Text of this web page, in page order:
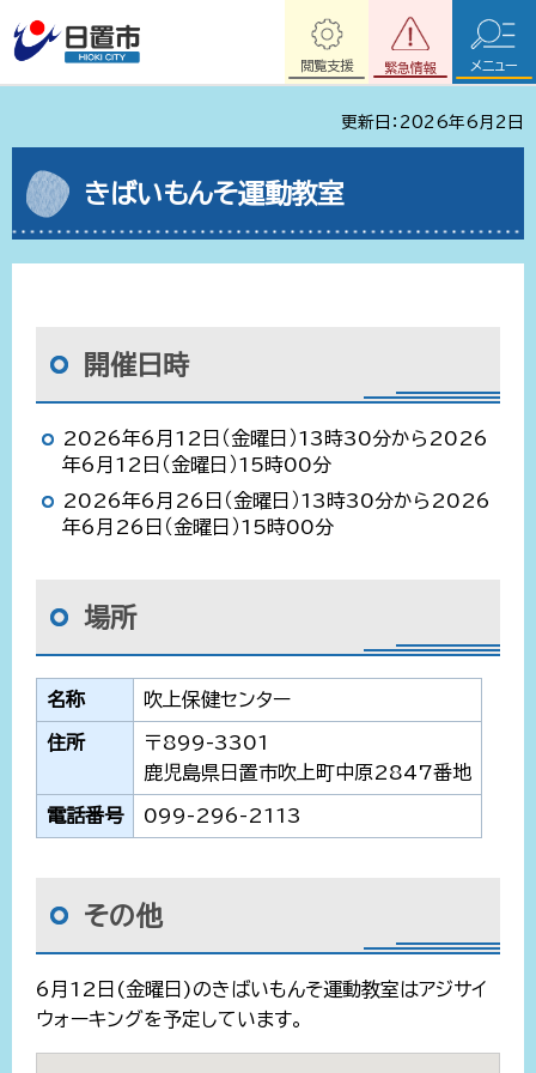
緊急情報
閲覧支援 メニュー
更新日：2026年6月2日
きばいもんそ運動教室
開催日時
2026年6月12日（金曜日）13時30分から2026
年6月12日（金曜日）15時00分
2026年6月26日（金曜日）13時30分から2026
年6月26日（金曜日）15時00分
場所
名称 吹上保健センター
住所
〒899-3301
鹿児島県日置市吹上町中原2847番地
電話番号 099-296-2113
その他
6月12日(金曜日)のきばいもんそ運動教室はアジサイ
ウォーキングを予定しています。